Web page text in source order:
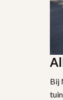
Bij